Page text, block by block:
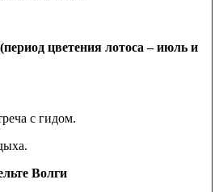
цветения лотоса – июль и
с гидом.
Волги